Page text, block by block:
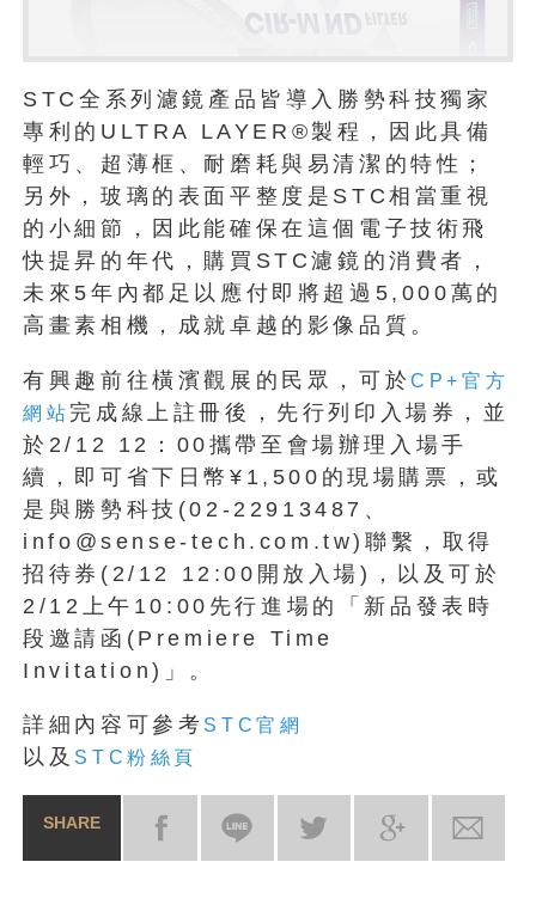
STC全系列濾鏡產品皆導入勝勢科技獨家
專利的ULTRA LAYER®製程，因此具備
輕巧、超薄框、耐磨耗與易清潔的特性；
另外，玻璃的表面平整度是STC相當重視
的小細節，因此能確保在這個電子技術飛
快提昇的年代，購買STC濾鏡的消費者，
未來5年內都足以應付即將超過5,000萬的
高畫素相機，成就卓越的影像品質。
有興趣前往橫濱觀展的民眾，可於CP+官方
網站 完成線上註冊後，先行列印入場券，並
於2/12 12：00攜帶至會場辦理入場手
續，即可省下日幣¥1,500的現場購票，或
是與勝勢科技(02-22913487、
info@sense-tech.com.tw)聯繫，取得
招待券(2/12 12:00開放入場)，以及可於
2/12上午10:00先行進場的「新品發表時
段邀請函(Premiere Time
Invitation)」。
詳細內容可參考 STC官網
以及 STC粉絲頁
SHARE